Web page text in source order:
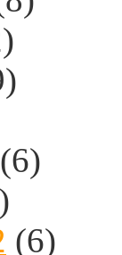
(6)
(6)